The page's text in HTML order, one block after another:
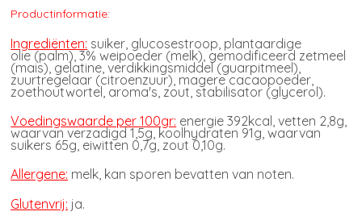
Productinformatie:
Ingrediënten: suiker, glucosestroop, plantaardige
olie (palm), 3% weipoeder (melk), gemodificeerd zetmeel
(mais), gelatine, verdikkingsmiddel (guarpitmeel),
zuurtregelaar (citroenzuur), magere cacaopoeder,
zoethoutwortel, aroma's, zout, stabilisator (glycerol).
Voedingswaarde per 100gr: energie 392kcal, vetten 2,8g,
waarvan verzadigd 1,5g, koolhydraten 91g, waarvan
suikers 65g, eiwitten 0,7g, zout 0,10g.
Allergene: melk, kan sporen bevatten van noten.
Glutenvrij: ja.